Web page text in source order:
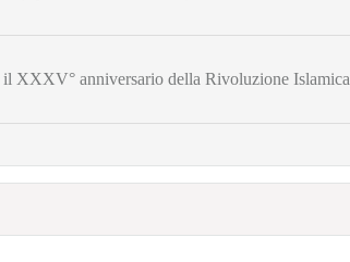
il XXXV° anniversario della Rivoluzione Islamica